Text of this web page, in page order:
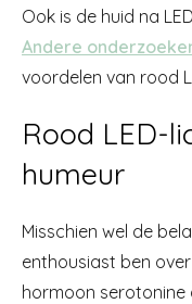
Ook is de huid na
Andere
voordelen van rood
Rood LED-
humeur
Misschien wel de
enthousiast ben
hormoon